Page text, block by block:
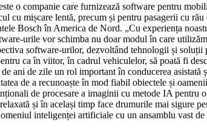
o companie care furnizează software pentru
cu mișcare lentă, precum și pentru pasagerii cu
Bosch în America de Nord. „Cu experiența
urile vor schimba nu doar modul în care
software-urilor, dezvoltând tehnologii și
ca în viitor, în cadrul vehiculelor, să poată fi
ani de zile un rol important în conducerea
de a recunoaște în mod fiabil obiectele și
de procesare a imaginii cu metode IA pentru
și în același timp face drumurile mai sigure
inteligenței artificiale cu un ansamblu vast